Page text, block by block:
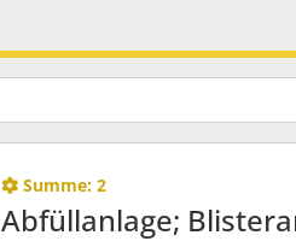
Summe: 2
Abfüllanlage;